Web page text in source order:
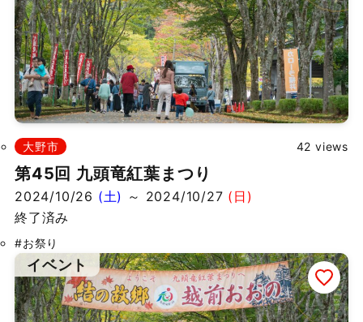
大野市 42 views
第45回 九頭竜紅葉まつり
2024/10/26 (土) ～ 2024/10/27 (日)
終了済み
#お祭り
イベント